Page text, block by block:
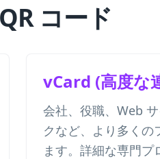
コード
vCard (高度な
会社、役職、Web
クなど、より多くの
ます。詳細な専門プ